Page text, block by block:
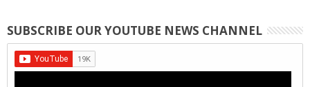
SUBSCRIBE OUR YOUTUBE NEWS CHANNEL